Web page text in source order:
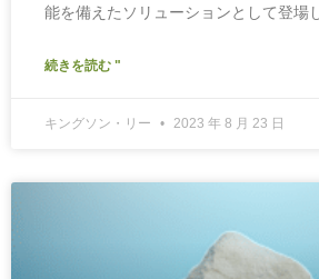
能を備えたソリューションとして登場
続きを読む "
キングソン・リー 2023 年 8 月 23 日